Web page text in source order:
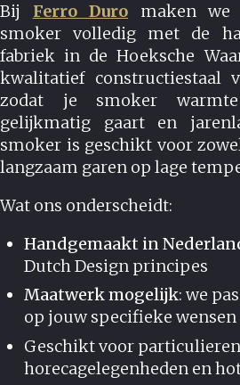
Bij Ferro Duro maken we
smoker volledig met de
fabriek in de Hoeksche
kwalitatief constructiestaal
zodat je smoker
gelijkmatig gaart en
smoker is geschikt voor
langzaam garen op lage
Wat ons onderscheidt:
Handgemaakt in
Dutch Design principes
Maatwerk mogelijk: we
op jouw specifieke
Geschikt voor
horecagelegenheden en